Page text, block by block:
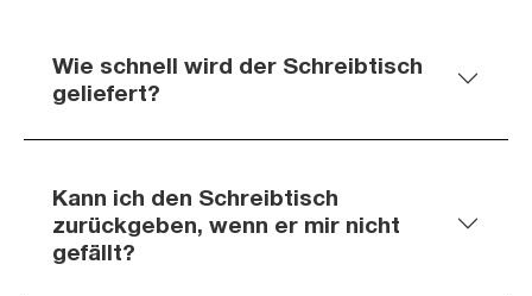
Wie schnell wird der Schreibtisch
geliefert?
Kann ich den Schreibtisch
zurückgeben, wenn er mir nicht
gefällt?